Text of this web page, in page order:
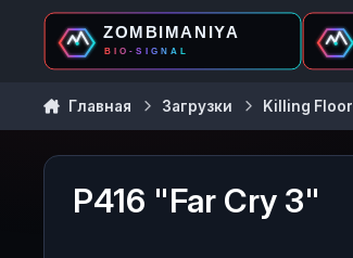
Перейти к содержанию
Главная Загрузки Killing Floor
P416 "Far Cry 3"